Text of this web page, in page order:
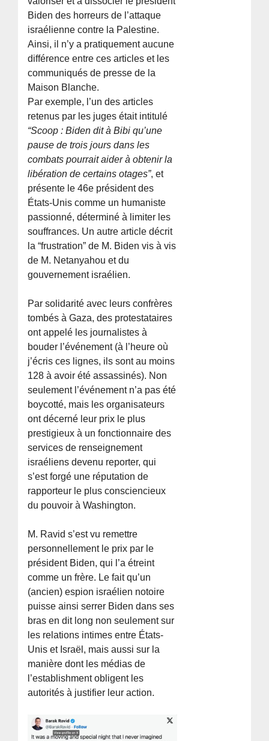
Biden des horreurs de l’attaque
israélienne contre la Palestine.
Ainsi, il n’y a pratiquement aucune
différence entre ces articles et les
communiqués de presse de la
Maison Blanche.
Par exemple, l’un des articles
retenus par les juges était intitulé
“Scoop : Biden dit à Bibi qu’une
pause de trois jours dans les
combats pourrait aider à obtenir la
libération de certains otages”, et
présente le 46e président des
États-Unis comme un humaniste
passionné, déterminé à limiter les
souffrances. Un autre article décrit
la “frustration” de M. Biden vis à vis
de M. Netanyahou et du
gouvernement israélien.
Par solidarité avec leurs confrères
tombés à Gaza, des protestataires
ont appelé les journalistes à
bouder l’événement (à l’heure où
j’écris ces lignes, ils sont au moins
128 à avoir été assassinés). Non
seulement l’événement n’a pas été
boycotté, mais les organisateurs
ont décerné leur prix le plus
prestigieux à un fonctionnaire des
services de renseignement
israéliens devenu reporter, qui
s’est forgé une réputation de
rapporteur le plus consciencieux
du pouvoir à Washington.
M. Ravid s’est vu remettre
personnellement le prix par le
président Biden, qui l’a étreint
comme un frère. Le fait qu’un
(ancien) espion israélien notoire
puisse ainsi serrer Biden dans ses
bras en dit long non seulement sur
les relations intimes entre États-
Unis et Israël, mais aussi sur la
manière dont les médias de
l’establishment obligent les
autorités à justifier leur action.